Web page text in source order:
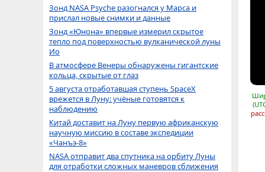
Зонд NASA Psyche разогнался у Марса и
прислал новые снимки и данные
Зонд «Юнона» впервые измерил скрытое
тепло под поверхностью вулканической луны
Ио
В атмосфере Венеры обнаружены гигантские
кольца, скрытые от глаз
5 августа отработавшая ступень SpaceX
врежется в Луну: учёные готовятся к
наблюдению
Китай доставит на Луну первую африканскую
научную миссию в составе экспедиции
«Чанъэ-8»
NASA отправит два спутника на орбиту Луны
для отработки сложных маневров сближения